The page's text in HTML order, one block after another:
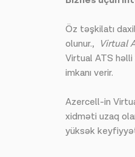
Öz təşkilatı
olunur., Virtual
Virtual ATS
imkanı verir.
Azercell-in
xidməti uzaq
yüksək